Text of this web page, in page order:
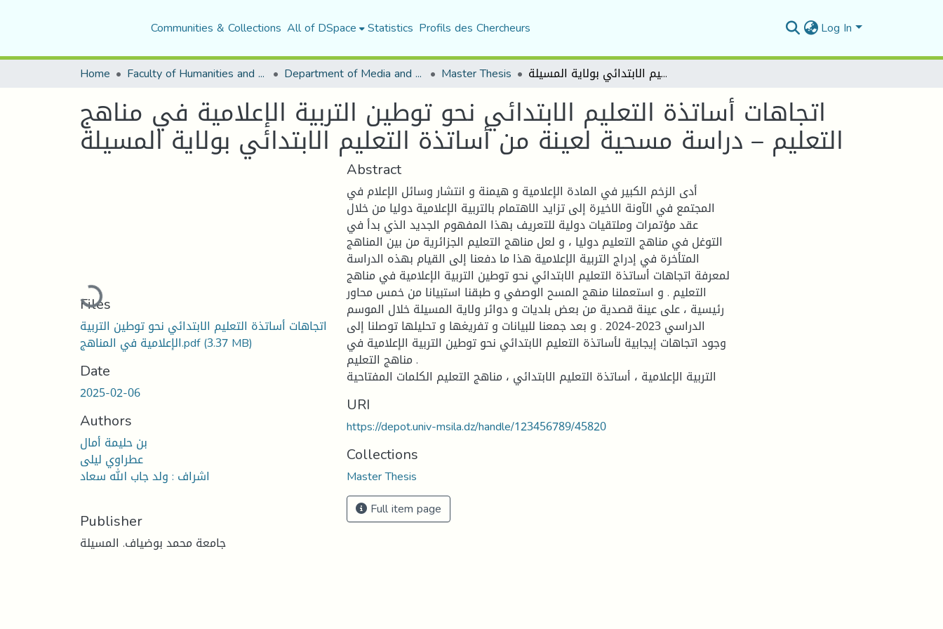
Communities & Collections All of DSpace Statistics Profils des Chercheurs Log In
Home Faculty of Humanities and Social Sciences Department of Media and Communication Studies Master Thesis اتجاهات أساتذة التعليم الابتدائي نحو توطين التربية الإعلامية في مناهج التعليم – دراسة مسحية لعينة من أساتذة التعليم الابتدائي بولاية المسيلة
اتجاهات أساتذة التعليم الابتدائي نحو توطين التربية الإعلامية في مناهج
التعليم – دراسة مسحية لعينة من أساتذة التعليم الابتدائي بولاية المسيلة
Loading...
Files
اتجاهات أساتذة التعليم الابتدائي نحو توطين التربية
الإعلامية في المناهج.pdf(3.37 MB)
Date
2025-02-06
Authors
بن حليمة أمال
عطراوي ليلى
اشراف : ولد جاب الله سعاد
Publisher
جامعة محمد بوضياف. المسيلة
Abstract
أدى الزخم الكبير في المادة الإعلامية و هيمنة و انتشار وسائل الإعلام في
المجتمع في الآونة الاخيرة إلى تزايد الاهتمام بالتربية الإعلامية دوليا من خلال
عقد مؤتمرات وملتقيات دولية للتعريف بهذا المفهوم الجديد الذي بدأ في
التوغل في مناهج التعليم دوليا ، و لعل مناهج التعليم الجزائرية من بين المناهج
المتأخرة في إدراج التربية الإعلامية هذا ما دفعنا إلى القيام بهذه الدراسة
لمعرفة اتجاهات أساتذة التعليم الابتدائي نحو توطين التربية الإعلامية في مناهج
التعليم . و استعملنا منهج المسح الوصفي و طبقنا استبيانا من خمس محاور
رئيسية ، على عينة قصدية من بعض بلديات و دوائر ولاية المسيلة خلال الموسم
الدراسي 2023-2024 . و بعد جمعنا للبيانات و تفريغها و تحليلها توصلنا إلى
وجود اتجاهات إيجابية لأساتذة التعليم الابتدائي نحو توطين التربية الإعلامية في
مناهج التعليم .
التربية الإعلامية ، أساتذة التعليم الابتدائي ، مناهج التعليم الكلمات المفتاحية
URI
https://depot.univ-msila.dz/handle/123456789/45820
Collections
Master Thesis
Full item page